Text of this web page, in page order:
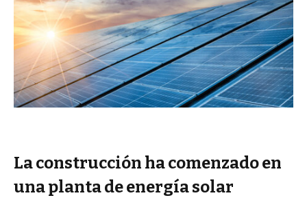
La construcción ha comenzado en
una planta de energía solar